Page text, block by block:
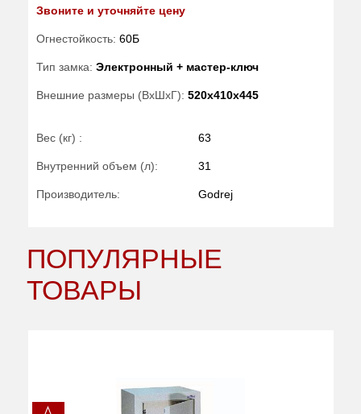
Звоните и уточняйте цену
Огнестойкость: 60Б
Тип замка: Электронный + мастер-ключ
Внешние размеры (ВхШхГ): 520x410x445
Вес (кг) : 63
Внутренний объем (л): 31
Производитель: Godrej
ПОПУЛЯРНЫЕ
ТОВАРЫ